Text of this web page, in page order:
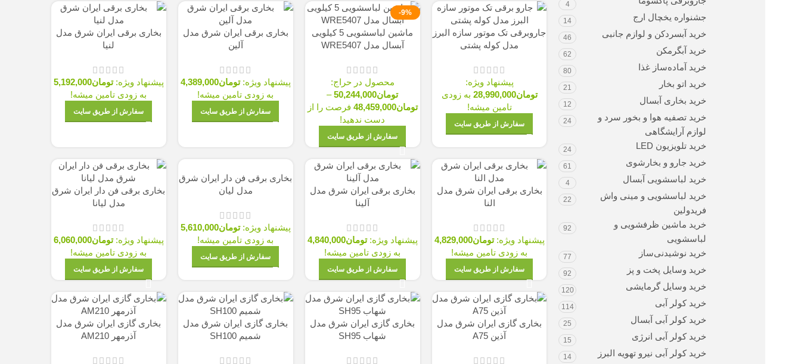
4
جشنواره یخچال ارج 14
خرید آبسردکن و لوازم جانبی 46
خرید آبگرمکن 62
خرید آماده‌ساز غذا 80
خرید اتو بخار 21
خرید بخاری آبسال 12
خرید تصفیه هوا و بخور سرد و
لوازم آرایشگاهی
24
خرید تلویزیون LED 24
خرید جارو و بخارشوی 61
خرید لباسشویی آبسال 4
خرید لباسشویی و مینی واش
فریدولین
22
خرید ماشین ظرفشویی و
لباسشویی
92
خرید نوشیدنی‌ساز 77
خرید وسایل پخت و پز 92
خرید وسایل گرمایشی 120
خرید کولر آبی 114
خرید کولر آبی آبسال 25
خرید کولر آبی انرژی 15
خرید کولر آبی نیرو تهویه البرز 14
جاروبرقی تک موتور سازه البرز
مدل کوله پشتی
پیشنهاد ویژه:
تومان28,990,000 به زودی
تامین میشه!
سفارش از طریق سایت
-9%
ماشین لباسشویی 5 کیلویی
آبسال مدل WRE5407
محصول در حراج:
تومان50,244,000
–
تومان48,459,000 فرصت را از
دست ندهید!
سفارش از طریق سایت
بخاری برقی ایران شرق مدل
آلین
پیشنهاد ویژه:تومان4,389,000
به زودی تامین میشه!
سفارش از طریق سایت
بخاری برقی ایران شرق مدل
لنیا
پیشنهاد ویژه:تومان5,192,000
به زودی تامین میشه!
سفارش از طریق سایت
بخاری برقی ایران شرق مدل
النا
پیشنهاد ویژه:تومان4,829,000
به زودی تامین میشه!
سفارش از طریق سایت
بخاری برقی ایران شرق مدل
آلینا
پیشنهاد ویژه:تومان4,840,000
به زودی تامین میشه!
سفارش از طریق سایت
بخاری برقی فن دار ایران شرق
مدل لیان
پیشنهاد ویژه:تومان5,610,000
به زودی تامین میشه!
سفارش از طریق سایت
بخاری برقی فن دار ایران شرق
مدل لیانا
پیشنهاد ویژه:تومان6,060,000
به زودی تامین میشه!
سفارش از طریق سایت
بخاری گازی ایران شرق مدل
آذین A75
بخاری گازی ایران شرق مدل
شهاب SH95
بخاری گازی ایران شرق مدل
شمیم SH100
بخاری گازی ایران شرق مدل
آذرمهر AM210